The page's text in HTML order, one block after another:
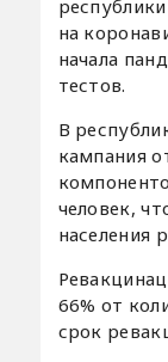
на
начала
тестов.
В
кампания
человек,
населения
66% от
срок